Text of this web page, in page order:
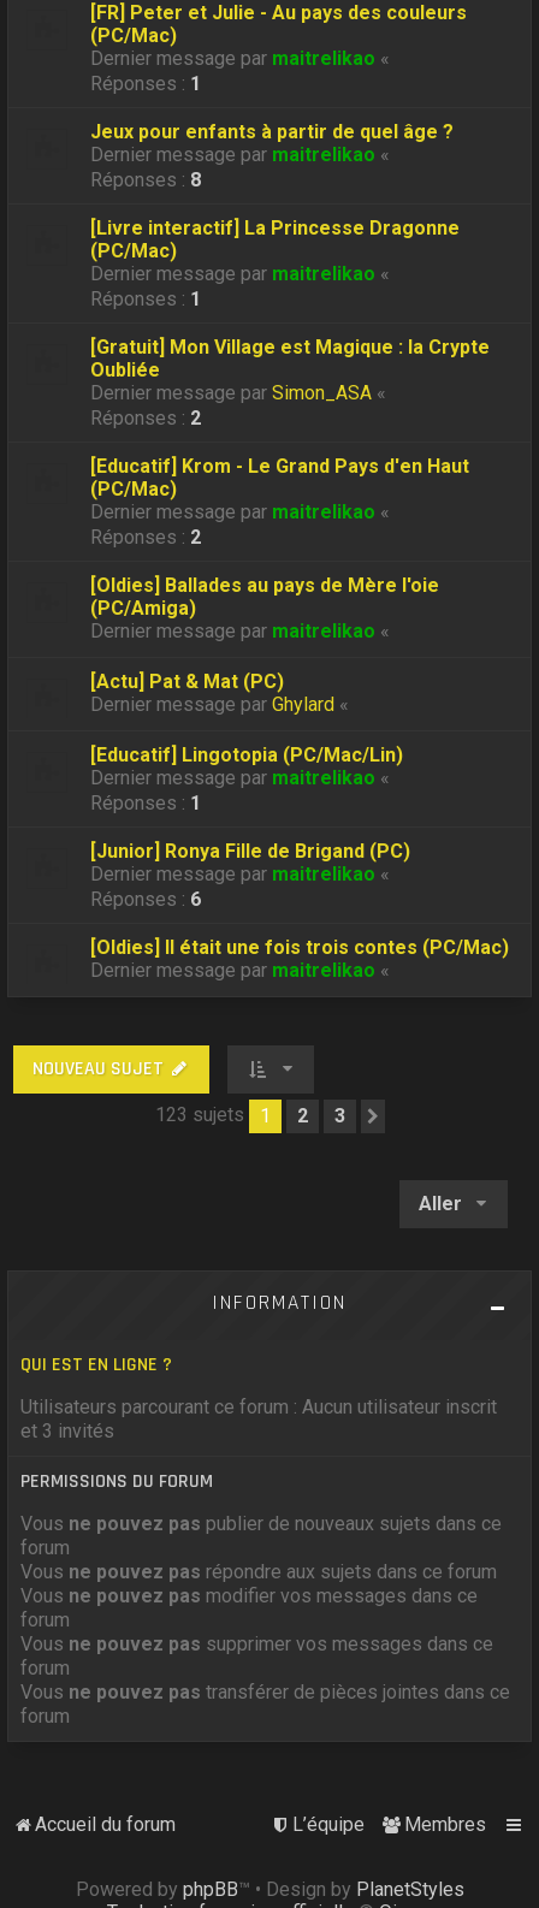
[FR] Peter et Julie - Au pays des couleurs
(PC/Mac)
Dernier message par maitrelikao «
Réponses : 1
Jeux pour enfants à partir de quel âge ?
Dernier message par maitrelikao «
Réponses : 8
[Livre interactif] La Princesse Dragonne
(PC/Mac)
Dernier message par maitrelikao «
Réponses : 1
[Gratuit] Mon Village est Magique : la Crypte
Oubliée
Dernier message parSimon_ASA «
Réponses : 2
[Educatif] Krom - Le Grand Pays d'en Haut
(PC/Mac)
Dernier message par maitrelikao «
Réponses : 2
[Oldies] Ballades au pays de Mère l'oie
(PC/Amiga)
Dernier message par maitrelikao «
[Actu] Pat & Mat (PC)
Dernier message parGhylard «
[Educatif] Lingotopia (PC/Mac/Lin)
Dernier message par maitrelikao «
Réponses : 1
[Junior] Ronya Fille de Brigand (PC)
Dernier message par maitrelikao «
Réponses : 6
[Oldies] Il était une fois trois contes (PC/Mac)
Dernier message par maitrelikao «
NOUVEAU SUJET
123 sujets 1 2 3
Aller
INFORMATION
QUI EST EN LIGNE ?
Utilisateurs parcourant ce forum : Aucun utilisateur inscrit
et 3 invités
PERMISSIONS DU FORUM
Vous ne pouvez pas publier de nouveaux sujets dans ce
forum
Vous ne pouvez pas répondre aux sujets dans ce forum
Vous ne pouvez pas modifier vos messages dans ce
forum
Vous ne pouvez pas supprimer vos messages dans ce
forum
Vous ne pouvez pas transférer de pièces jointes dans ce
forum
Accueil du forum Membres
L’équipe
Powered by phpBB™ • Design by PlanetStyles